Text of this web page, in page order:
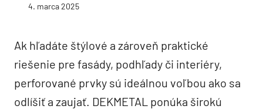
4. marca 2025
Ak hľadáte štýlové a zároveň praktické
riešenie pre fasády, podhľady či interiéry,
perforované prvky sú ideálnou voľbou ako sa
odlíšiť a zaujať. DEKMETAL ponúka širokú